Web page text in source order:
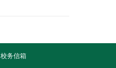
校务信箱